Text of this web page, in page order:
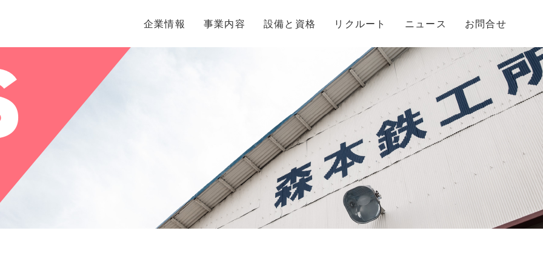
企業情報 事業内容 設備と資格 リクルート ニュース お問合せ